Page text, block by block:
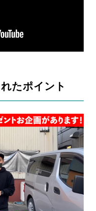
たポイント